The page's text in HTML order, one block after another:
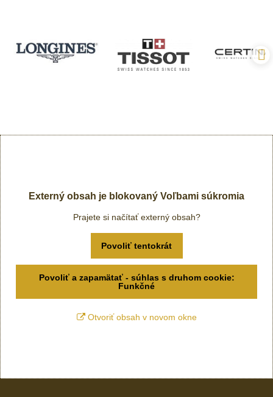
Externý obsah je blokovaný Voľbami súkromia
Prajete si načítať externý obsah?
Povoliť tentokrát
Povoliť a zapamätať - súhlas s druhom cookie:
Funkčné
Otvoriť obsah v novom okne